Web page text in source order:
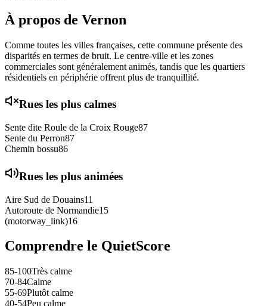
À propos de Vernon
Comme toutes les villes françaises, cette commune présente des
disparités en termes de bruit. Le centre-ville et les zones
commerciales sont généralement animés, tandis que les quartiers
résidentiels en périphérie offrent plus de tranquillité.
Rues les plus calmes
Sente dite Roule de la Croix Rouge87
Sente du Perron87
Chemin bossu86
Rues les plus animées
Aire Sud de Douains11
Autoroute de Normandie15
(motorway_link)16
Comprendre le QuietScore
85-100Très calme
70-84Calme
55-69Plutôt calme
40-54Peu calme